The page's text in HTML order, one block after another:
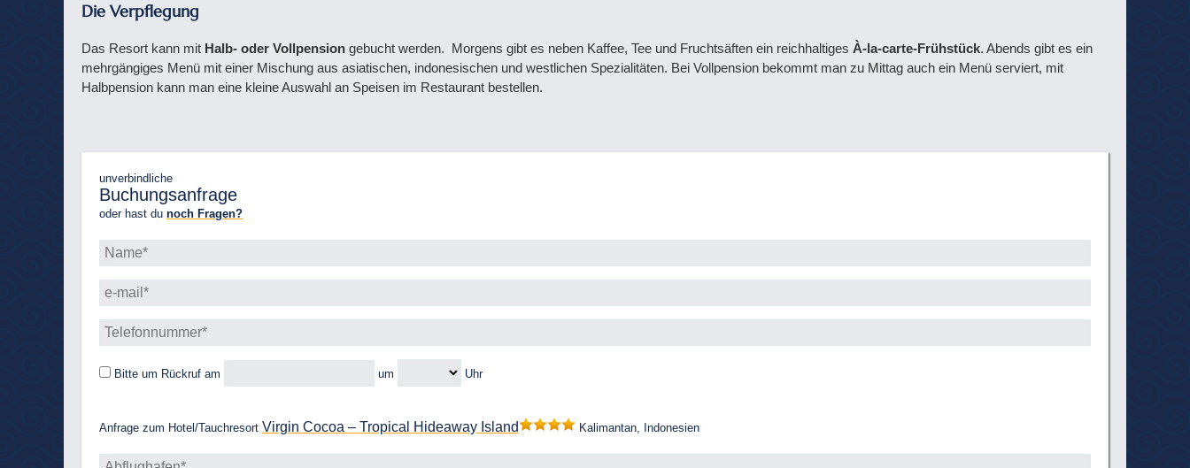
Die Verpflegung
Das Resort kann mit Halb- oder Vollpension gebucht werden. Morgens gibt es neben Kaffee, Tee und Fruchtsäften ein reichhaltiges À-la-carte-Frühstück. Abends gibt es ein
mehrgängiges Menü mit einer Mischung aus asiatischen, indonesischen und westlichen Spezialitäten. Bei Vollpension bekommt man zu Mittag auch ein Menü serviert, mit
Halbpension kann man eine kleine Auswahl an Speisen im Restaurant bestellen.
unverbindliche
Buchungsanfrage
oder hast du noch Fragen?
Bitte um Rückruf am um Uhr
Anfrage zum Hotel/Tauchresort Virgin Cocoa – Tropical Hideaway Island Kalimantan, Indonesien